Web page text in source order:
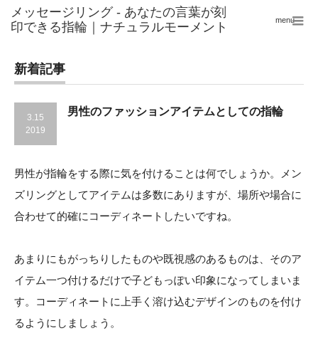
menu
新着記事
3.15
2019
男性のファッションアイテムとしての指輪
男性が指輪をする際に気を付けることは何でしょうか。メン
ズリングとしてアイテムは多数にありますが、場所や場合に
合わせて的確にコーディネートしたいですね。
あまりにもがっちりしたものや既視感のあるものは、そのア
イテム一つ付けるだけで子どもっぽい印象になってしまいま
す。コーディネートに上手く溶け込むデザインのものを付け
るようにしましょう。